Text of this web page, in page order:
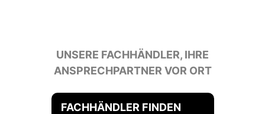
UNSERE FACHHÄNDLER, IHRE
ANSPRECHPARTNER VOR ORT
FACHHÄNDLER FINDEN